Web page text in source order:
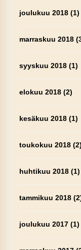
joulukuu 2018(1)
marraskuu 2018
syyskuu 2018(1)
elokuu 2018(2)
kesäkuu 2018(1)
toukokuu 2018(2)
huhtikuu 2018(1)
tammikuu 2018
joulukuu 2017(1)